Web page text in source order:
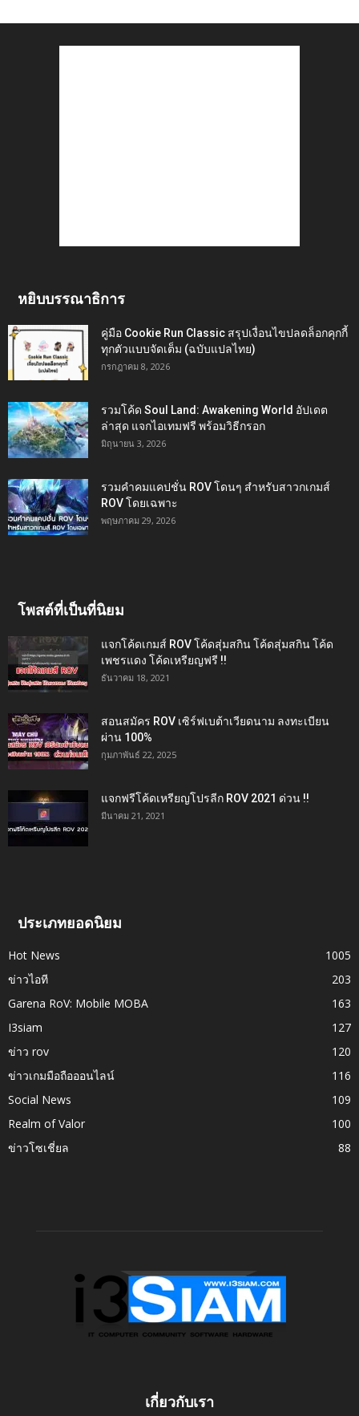
หยิบบรรณาธิการ
คู่มือ Cookie Run Classic สรุปเงื่อนไขปลดล็อกคุกกี้
ทุกตัวแบบจัดเต็ม (ฉบับแปลไทย)
กรกฎาคม 8, 2026
รวมโค้ด Soul Land: Awakening World อัปเดต
ล่าสุด แจกไอเทมฟรี พร้อมวิธีกรอก
มิถุนายน 3, 2026
รวมคำคมแคปชั่น ROV โดนๆ สำหรับสาวกเกมส์
ROV โดยเฉพาะ
พฤษภาคม 29, 2026
โพสต์ที่เป็นที่นิยม
แจกโค้ดเกมส์ ROV โค้ดสุ่มสกิน โค้ดสุ่มสกิน โค้ด
เพชรแดง โค้ดเหรียญฟรี !!
ธันวาคม 18, 2021
สอนสมัคร ROV เซิร์ฟเบต้าเวียดนาม ลงทะเบียน
ผ่าน 100%
กุมภาพันธ์ 22, 2025
แจกฟรีโค้ดเหรียญโปรลีก ROV 2021 ด่วน !!
มีนาคม 21, 2021
ประเภทยอดนิยม
Hot News
1005
ข่าวไอที
203
Garena RoV: Mobile MOBA
163
I3siam
127
ข่าว rov
120
ข่าวเกมมือถือออนไลน์
116
Social News
109
Realm of Valor
100
ข่าวโซเชี่ยล
88
เกี่ยวกับเรา